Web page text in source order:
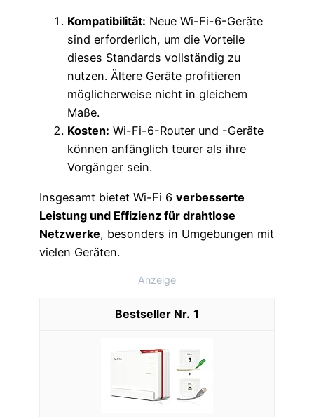
Kompatibilität: Neue Wi-Fi-6-Geräte
sind erforderlich, um die Vorteile
dieses Standards vollständig zu
nutzen. Ältere Geräte profitieren
möglicherweise nicht in gleichem
Maße.
Kosten: Wi-Fi-6-Router und -Geräte
können anfänglich teurer als ihre
Vorgänger sein.
Insgesamt bietet Wi-Fi 6 verbesserte
Leistung und Effizienz für drahtlose
Netzwerke, besonders in Umgebungen mit
vielen Geräten.
Anzeige
1